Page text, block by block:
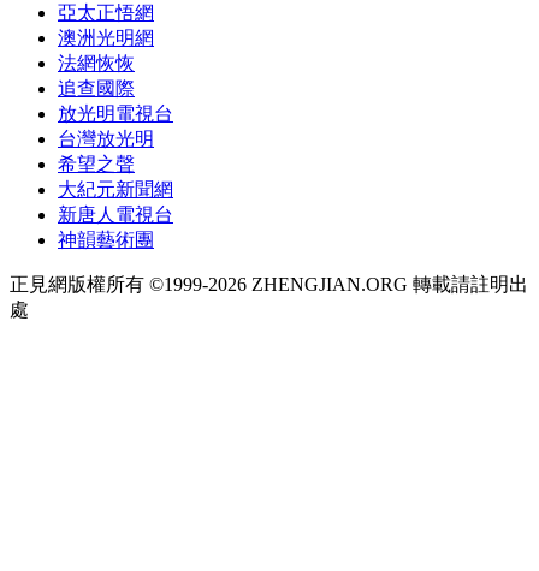
亞太正悟網
澳洲光明網
法網恢恢
追查國際
放光明電視台
台灣放光明
希望之聲
大紀元新聞網
新唐人電視台
神韻藝術團
正見網版權所有 ©1999-2026 ZHENGJIAN.ORG 轉載請註明出
處